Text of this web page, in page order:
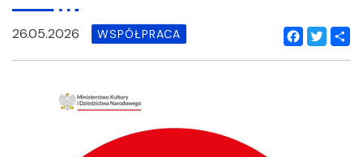
Facebook
Twitter
26.05.2026 WSPÓŁPRACA